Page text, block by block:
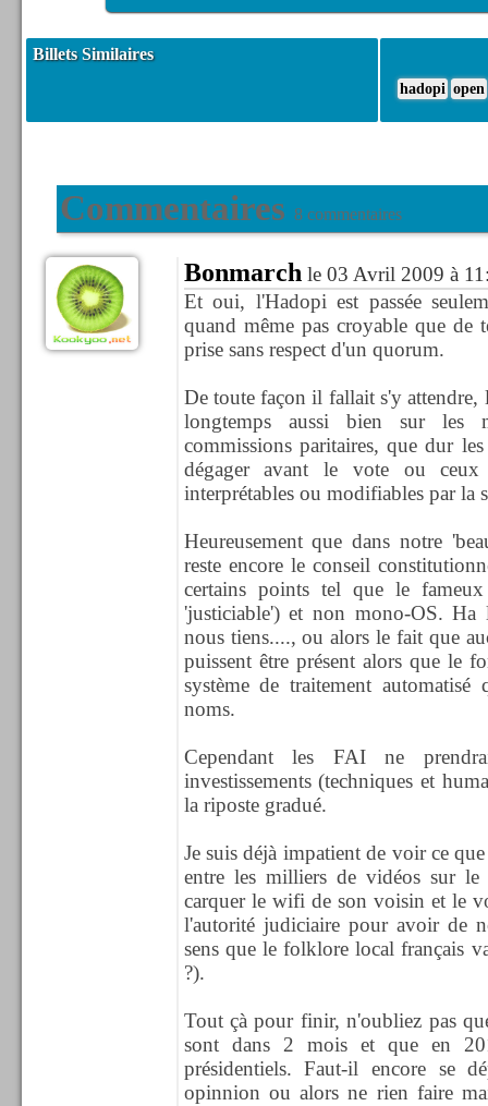
Billets Similaires
hadopi open
Commentaires 8 commentaires
Bonmarch le 03 Avril 2009 à
Et oui, l'Hadopi est passée
quand même pas croyable que de
prise sans respect d'un quorum.
De toute façon il fallait s'y attendre,
longtemps aussi bien sur les
commissions paritaires, que dur
dégager avant le vote ou
interprétables ou modifiables par la
Heureusement que dans notre
reste encore le conseil
certains points tel que le
'justiciable') et non mono-OS.
nous tiens...., ou alors le fait que
puissent être présent alors que le
système de traitement
noms.
Cependant les FAI ne
investissements (techniques et
la riposte gradué.
Je suis déjà impatient de voir ce
entre les milliers de vidéos sur
carquer le wifi de son voisin et le
l'autorité judiciaire pour avoir de
sens que le folklore local français
?).
Tout çà pour finir, n'oubliez pas
sont dans 2 mois et que en
présidentiels. Faut-il encore se
opinnion ou alors ne rien faire